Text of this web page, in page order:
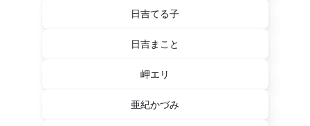
日吉てる子
日吉まこと
岬エリ
亜紀かづみ